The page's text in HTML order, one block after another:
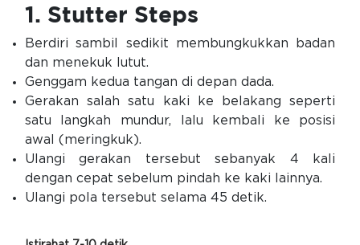
1. Stutter Steps
Berdiri sambil sedikit membungkukkan badan
dan menekuk lutut.
Genggam kedua tangan di depan dada.
Gerakan salah satu kaki ke belakang seperti
satu langkah mundur, lalu kembali ke posisi
awal (meringkuk).
Ulangi gerakan tersebut sebanyak 4 kali
dengan cepat sebelum pindah ke kaki lainnya.
Ulangi pola tersebut selama 45 detik.